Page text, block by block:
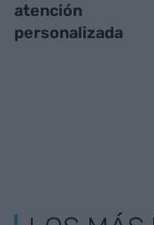
atención
personalizada